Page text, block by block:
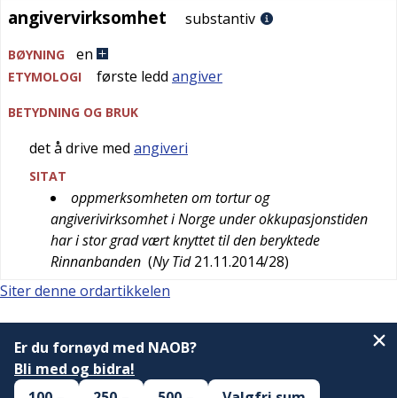
angivervirksomhet
angivervirksomhet substantiv
BØYNING en
ETYMOLOGI første ledd angiver
BETYDNING OG BRUK
det å drive med angiveri
SITAT
oppmerksomheten om tortur og
angiverivirksomhet i Norge under okkupasjonstiden
har i stor grad vært knyttet til den beryktede
Rinnanbanden (Ny Tid 21.11.2014/28)
Siter denne ordartikkelen
Er du fornøyd med NAOB?
Bli med og bidra!